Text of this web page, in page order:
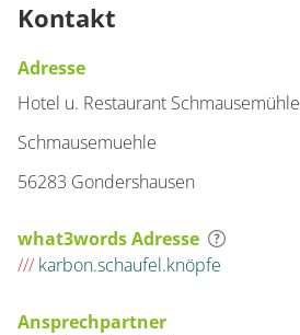
Kontakt
Adresse
Hotel u. Restaurant Schmausemühle
Schmausemuehle
56283 Gondershausen
what3words Adresse
/// karbon.schaufel.knöpfe
Ansprechpartner